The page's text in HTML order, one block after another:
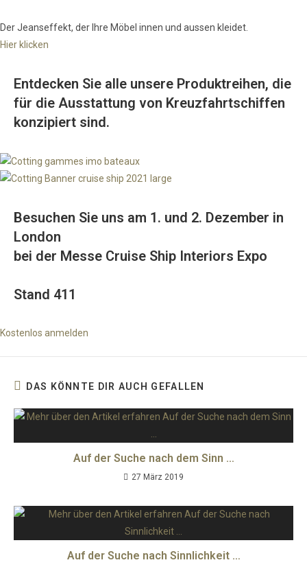
Der Jeanseffekt, der Ihre Möbel innen und aussen kleidet.
Hier klicken
Entdecken Sie alle unsere Produktreihen, die
für die Ausstattung von Kreuzfahrtschiffen
konzipiert sind.
Besuchen Sie uns am 1. und 2. Dezember in
London
bei der Messe Cruise Ship Interiors Expo
Stand 411
Kostenlos anmelden
DAS KÖNNTE DIR AUCH GEFALLEN
Auf der Suche nach dem Sinn …
27 März 2019
Auf der Suche nach Sinnlichkeit …